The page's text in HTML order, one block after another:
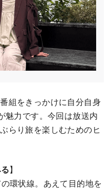
組をきっかけに自分自身
魅力です。今回は放送内
らり旅を楽しむためのヒ
】
環状線。あえて目的地を